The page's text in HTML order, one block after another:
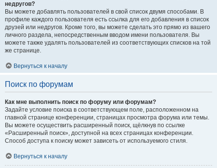
недругов?
Вы можете добавлять пользователей в свой список двумя способами. В
профиле каждого пользователя есть ссылка для его добавления в список
друзей или недругов. Кроме того, вы можете сделать это прямо из вашего
личного раздела, непосредственным вводом имени пользователя. Вы
можете также удалять пользователей из соответствующих списков на той
же странице.
Вернуться к началу
Поиск по форумам
Как мне выполнить поиск по форуму или форумам?
Задайте условие поиска в соответствующем поле, расположенном на
главной странице конференции, страницах просмотра форума или темы.
Вы можете осуществить расширенный поиск, щёлкнув по ссылке
«Расширенный поиск», доступной на всех страницах конференции.
Способ доступа к поиску может зависеть от используемого стиля.
Вернуться к началу